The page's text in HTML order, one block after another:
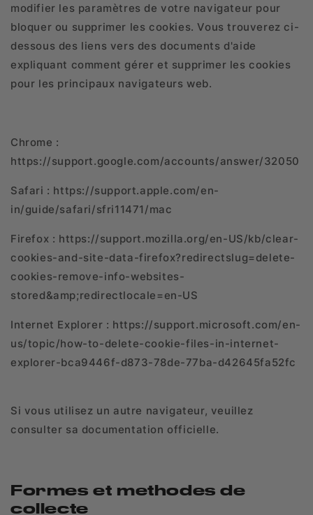
modifier les paramètres de votre navigateur pour
bloquer ou supprimer les cookies. Vous trouverez ci-
dessous des liens vers des documents d'aide
expliquant comment gérer et supprimer les cookies
pour les principaux navigateurs web.
Chrome :
https://support.google.com/accounts/answer/32050
Safari : https://support.apple.com/en-
in/guide/safari/sfri11471/mac
Firefox : https://support.mozilla.org/en-US/kb/clear-
cookies-and-site-data-firefox?redirectslug=delete-
cookies-remove-info-websites-
stored&amp;redirectlocale=en-US
Internet Explorer : https://support.microsoft.com/en-
us/topic/how-to-delete-cookie-files-in-internet-
explorer-bca9446f-d873-78de-77ba-d42645fa52fc
Si vous utilisez un autre navigateur, veuillez
consulter sa documentation officielle.
Formes et methodes de
collecte